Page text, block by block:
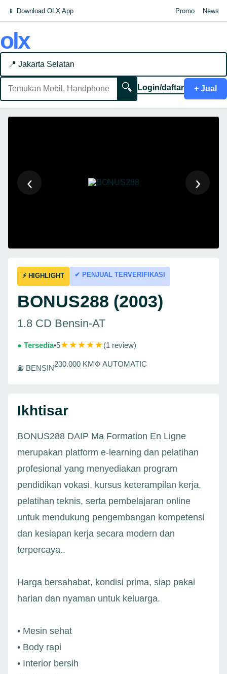
📱 Download OLX App Promo News
olx
📍 Jakarta Selatan
🔍 Login/daftar + Jual
‹ ›
⚡ HIGHLIGHT ✔ PENJUAL TERVERIFIKASI
BONUS288 (2003)
1.8 CD Bensin-AT
● Tersedia•5★★★★★(1 review)
⛽ BENSIN230.000 KM⚙ AUTOMATIC
Ikhtisar
BONUS288 DAIP Ma Formation En Ligne
merupakan platform e-learning dan pelatihan
profesional yang menyediakan program
pendidikan vokasi, kursus keterampilan kerja,
pelatihan teknis, serta pembelajaran online
untuk mendukung pengembangan kompetensi
dan kesiapan kerja secara modern dan
terpercaya..
Harga bersahabat, kondisi prima, siap pakai
harian dan nyaman untuk keluarga.
• Mesin sehat
• Body rapi
• Interior bersih